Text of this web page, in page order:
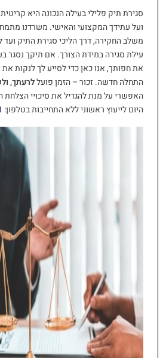
סגירת תיק פלילי בעילה הנכונה היא
ועל עתידך המקצועי והאישי. משרדנו
משלב החקירה, דרך הליכי סגירת התיק
עילת סגירה במידת הצורך. אם תיקך
את חפותך, אנו כאן כדי לסייע לך לנקות
התחלה חדשה. זכור – הזמן פועללרעתך,
האפשרי על מנת להגדיל את סיכויי הצלחת
היום לייעוץ ראשוני ללא התחייבות בטלפון: